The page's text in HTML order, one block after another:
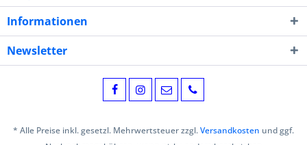
Informationen
Newsletter
* Alle Preise inkl. gesetzl. Mehrwertsteuer zzgl.Versandkosten und ggf.